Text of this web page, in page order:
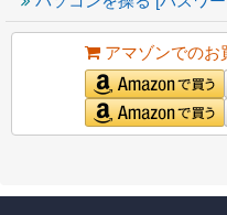
アマゾンでのお